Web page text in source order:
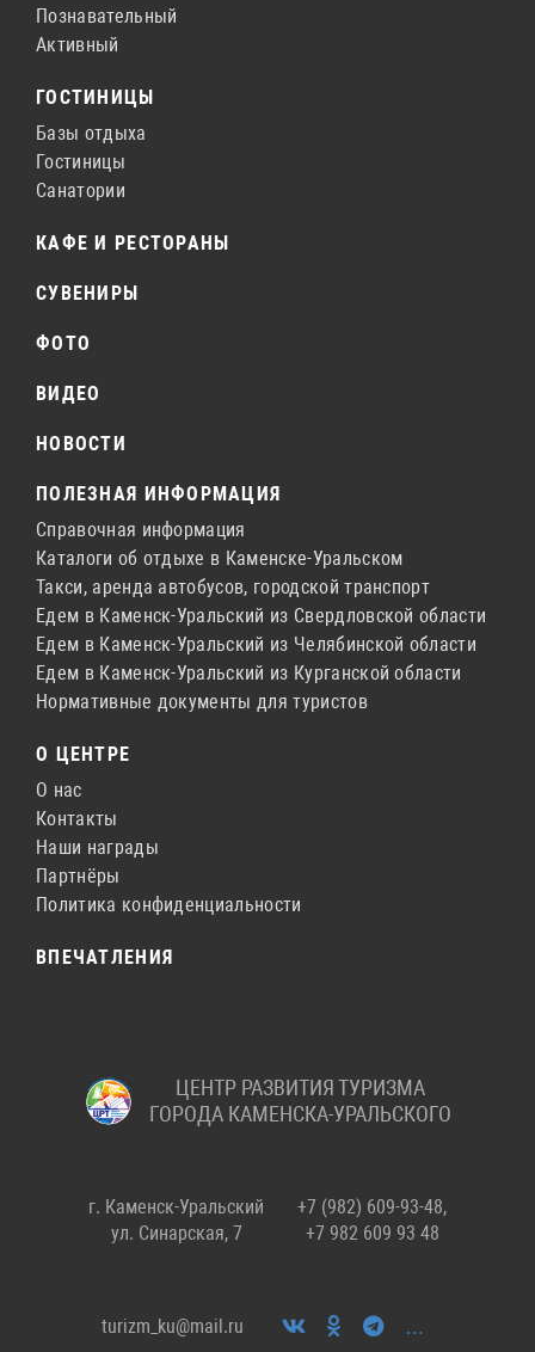
Познавательный
Активный
ГОСТИНИЦЫ
Базы отдыха
Гостиницы
Санатории
КАФЕ И РЕСТОРАНЫ
СУВЕНИРЫ
ФОТО
ВИДЕО
НОВОСТИ
ПОЛЕЗНАЯ ИНФОРМАЦИЯ
Справочная информация
Каталоги об отдыхе в Каменске-Уральском
Такси, аренда автобусов, городской транспорт
Едем в Каменск-Уральский из Свердловской области
Едем в Каменск-Уральский из Челябинской области
Едем в Каменск-Уральский из Курганской области
Нормативные документы для туристов
О ЦЕНТРЕ
О нас
Контакты
Наши награды
Партнёры
Политика конфиденциальности
ВПЕЧАТЛЕНИЯ
ЦЕНТР РАЗВИТИЯ ТУРИЗМА
ГОРОДА КАМЕНСКА-УРАЛЬСКОГО
г. Каменск-Уральский
ул. Синарская, 7
+7 (982) 609-93-48,
+7 982 609 93 48
turizm_ku@mail.ru ...